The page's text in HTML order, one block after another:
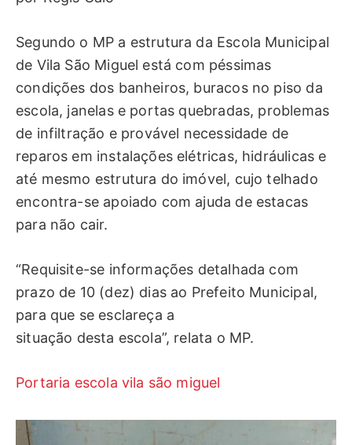
Segundo o MP a estrutura da Escola Municipal
de Vila São Miguel está com péssimas
condições dos banheiros, buracos no piso da
escola, janelas e portas quebradas, problemas
de infiltração e provável necessidade de
reparos em instalações elétricas, hidráulicas e
até mesmo estrutura do imóvel, cujo telhado
encontra-se apoiado com ajuda de estacas
para não cair.
“Requisite-se informações detalhada com
prazo de 10 (dez) dias ao Prefeito Municipal,
para que se esclareça a
situação desta escola”, relata o MP.
Portaria escola vila são miguel